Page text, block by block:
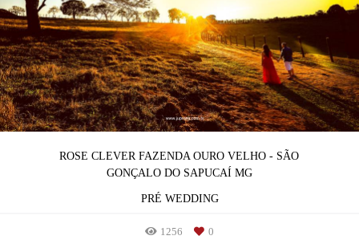
ROSE CLEVER FAZENDA OURO VELHO - SÃO
GONÇALO DO SAPUCAÍ MG
PRÉ WEDDING
1256 0